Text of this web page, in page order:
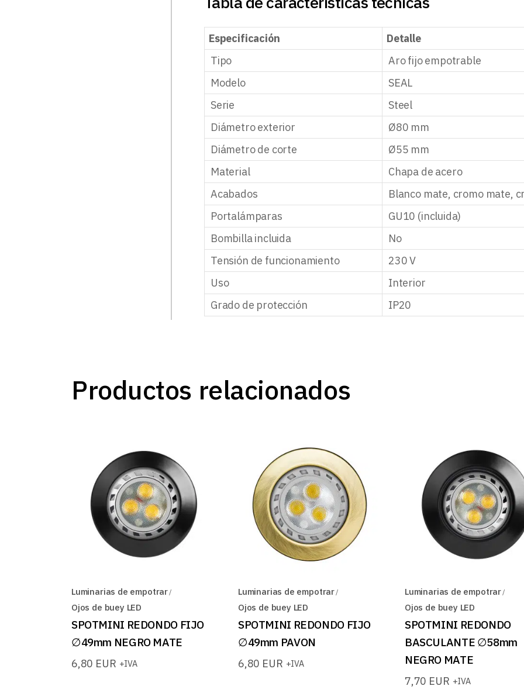
Especificación
Detalle
Tipo
Aro fijo empotrable
Modelo
SEAL
Serie
Steel
Diámetro exterior
Ø80 mm
Diámetro de corte
Ø55 mm
Material
Chapa de acero
Acabados
Blanco mate, cromo mate,
Portalámparas
GU10 (incluida)
Bombilla incluida
No
Tensión de funcionamiento
230 V
Uso
Interior
Grado de protección
IP20
Productos relacionados
Luminarias de empotrar
Ojos de buey LED
SPOTMINI REDONDO FIJO
∅49mm NEGRO MATE
6,80 EUR +IVA
Luminarias de empotrar
Ojos de buey LED
SPOTMINI REDONDO FIJO
∅49mm PAVON
6,80 EUR +IVA
Luminarias de empotrar
Ojos de buey LED
SPOTMINI REDONDO
BASCULANTE ∅58mm
NEGRO MATE
7,70 EUR +IVA